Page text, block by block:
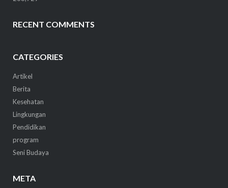
RECENT COMMENTS
CATEGORIES
Artikel
Berita
Kesehatan
Lingkungan
Pendidikan
program
Seni Budaya
META